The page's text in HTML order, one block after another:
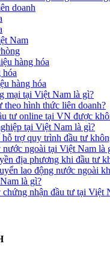
doanh
Nam
hàng hóa
hóa
hàng hóa
mại tại Việt Nam là gì?
hình thức liên doanh?
tư online tại VN được
tại Việt Nam là gì?
trợ quy trình đầu tư
ngoài tại Việt Nam là
địa phương khi đầu tư
lao động nước ngoài
là gì?
nhận đầu tư tại Việt